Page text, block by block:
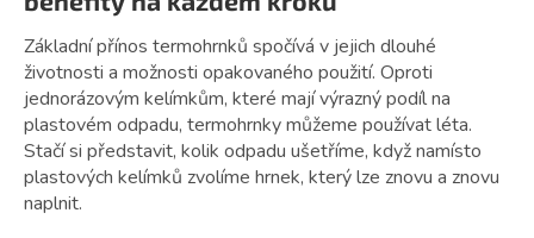
Základní přínos termohrnků spočívá v jejich dlouhé
životnosti a možnosti opakovaného použití. Oproti
jednorázovým kelímkům, které mají výrazný podíl na
plastovém odpadu, termohrnky můžeme používat léta.
Stačí si představit, kolik odpadu ušetříme, když namísto
plastových kelímků zvolíme hrnek, který lze znovu a znovu
naplnit.